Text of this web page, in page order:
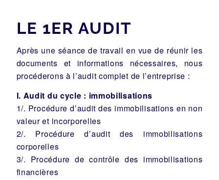
LE 1ER AUDIT
Après une séance de travail en vue de réunir les
documents et informations nécessaires, nous
procéderons à l’audit complet de l’entreprise :
I. Audit du cycle : immobilisations
1/. Procédure d’audit des immobilisations en non
valeur et incorporelles
2/. Procédure d’audit des immobilisations
corporelles
3/. Procédure de contrôle des immobilisations
financières